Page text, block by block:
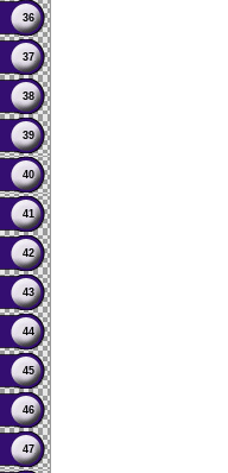
36
37
38
39
40
41
42
43
44
45
46
47